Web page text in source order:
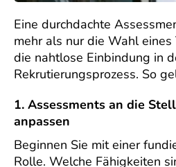
Eine durchdachte
mehr als nur die Wahl
die nahtlose Einbindung in
Rekrutierungsprozess. So
1. Assessments an die
anpassen
Beginnen Sie mit einer
Rolle. Welche Fähigkeiten